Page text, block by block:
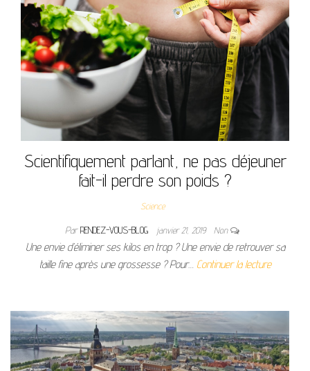
Scientifiquement parlant, ne pas déjeuner
fait-il perdre son poids ?
Science
ParRENDEZ-VOUS-BLOG janvier 21, 2019 Non
Une envie d’éliminer ses kilos en trop ? Une envie de retrouver sa
taille fine après une grossesse ? Pour… Continuer la lecture